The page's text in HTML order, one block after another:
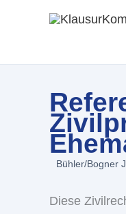
Bühler/Bogner
Diese